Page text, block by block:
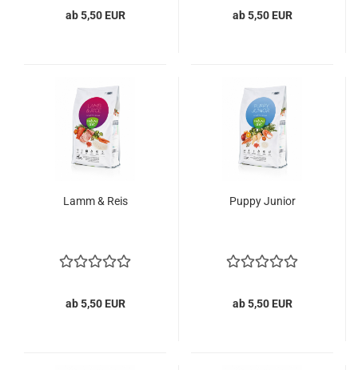
ab 5,50 EUR ab 5,50 EUR
Lamm & Reis
ab 5,50 EUR
Puppy Junior
ab 5,50 EUR